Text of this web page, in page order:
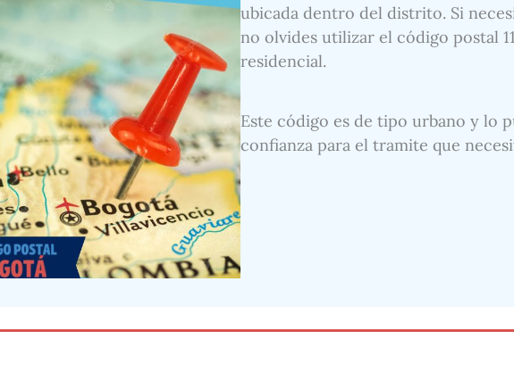
ubicada dentro del distrito. Si
no olvides utilizar el código postal
residencial.
Este código es de tipo urbano y lo
confianza para el tramite que